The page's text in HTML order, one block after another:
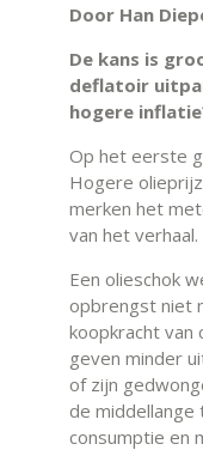
Door Han
De kans is
deflatoir
hogere
Op het eerste
Hogere
merken het
van het
Een olieschok
opbrengst niet
koopkracht van
geven minder
of zijn
de
consumptie en